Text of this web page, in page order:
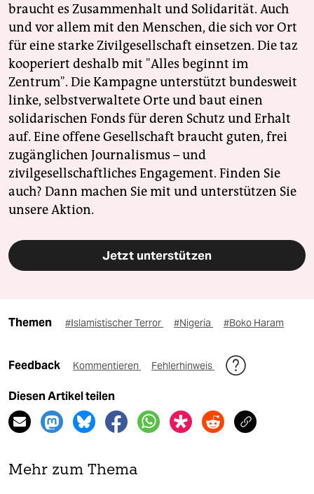
braucht es Zusammenhalt und Solidarität. Auch
und vor allem mit den Menschen, die sich vor Ort
für eine starke Zivilgesellschaft einsetzen. Die taz
kooperiert deshalb mit "Alles beginnt im
Zentrum". Die Kampagne unterstützt bundesweit
linke, selbstverwaltete Orte und baut einen
solidarischen Fonds für deren Schutz und Erhalt
auf. Eine offene Gesellschaft braucht guten, frei
zugänglichen Journalismus – und
zivilgesellschaftliches Engagement. Finden Sie
auch? Dann machen Sie mit und unterstützen Sie
unsere Aktion.
Jetzt unterstützen
Themen #Islamistischer Terror #Nigeria #Boko Haram
Feedback Kommentieren Fehlerhinweis
Diesen Artikel teilen
Mehr zum Thema